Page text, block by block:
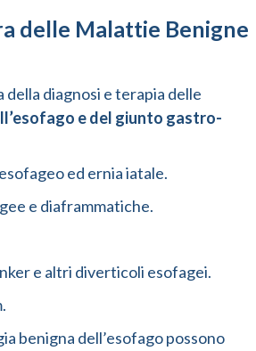
delle Malattie Benigne
della diagnosi e terapia delle
e del giunto gastro-
ed ernia iatale.
e diaframmatiche.
e altri diverticoli esofagei.
benigna dell’esofago possono